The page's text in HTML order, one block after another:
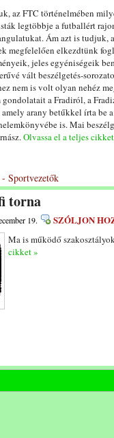
az FTC történelmében
legtöbbje a futballért
Ám azt is
megfelelően elkezdtünk
jeles egyéniségeik
vált beszélgetés-
nem is volt olyan nehéz
a Fradiról, a
arany betűkkel írta be
is. Mai
Olvassa el a teljes
Sportvezetők
torna
19. SZÓLJON
Ma is működő
cikket »